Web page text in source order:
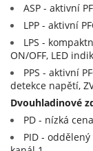
15V (2)
15+(-15)V (1)
20V (1)
24V (2)
27V (2)
48V (1)
ASP - aktivní
LPP - aktivní
LPS -
ON/OFF, LED
PPS - aktivní
detekce napětí,
Dvouhladinové
PD - nízká
PID -